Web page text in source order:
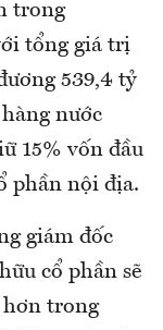
trong
tổng giá trị
539,4 tỷ
nước
15% vốn đầu
phần nội địa.
giám đốc
cổ phần sẽ
hơn trong